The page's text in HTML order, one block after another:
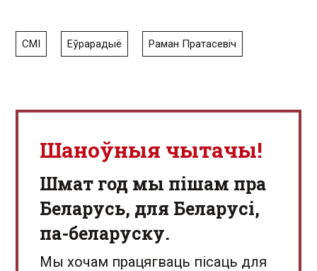
СМІ Еўрарадыё Раман Пратасевіч
Шаноўныя чытачы!
Шмат год мы пішам пра
Беларусь, для Беларусі,
па-беларуску.
Мы хочам працягваць пісаць для